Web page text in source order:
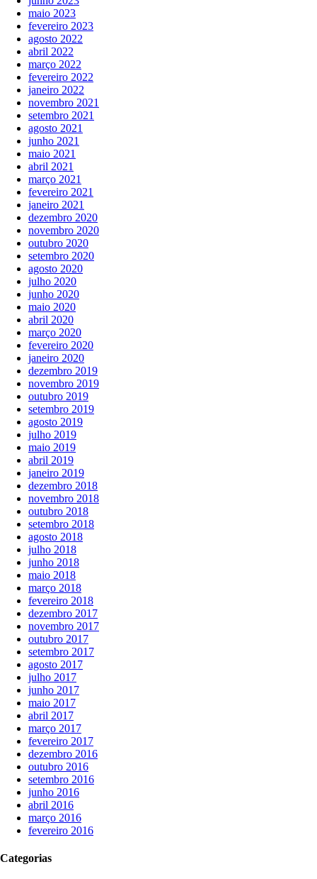
maio 2023
fevereiro 2023
agosto 2022
abril 2022
março 2022
fevereiro 2022
janeiro 2022
novembro 2021
setembro 2021
agosto 2021
junho 2021
maio 2021
abril 2021
março 2021
fevereiro 2021
janeiro 2021
dezembro 2020
novembro 2020
outubro 2020
setembro 2020
agosto 2020
julho 2020
junho 2020
maio 2020
abril 2020
março 2020
fevereiro 2020
janeiro 2020
dezembro 2019
novembro 2019
outubro 2019
setembro 2019
agosto 2019
julho 2019
maio 2019
abril 2019
janeiro 2019
dezembro 2018
novembro 2018
outubro 2018
setembro 2018
agosto 2018
julho 2018
junho 2018
maio 2018
março 2018
fevereiro 2018
dezembro 2017
novembro 2017
outubro 2017
setembro 2017
agosto 2017
julho 2017
junho 2017
maio 2017
abril 2017
março 2017
fevereiro 2017
dezembro 2016
outubro 2016
setembro 2016
junho 2016
abril 2016
março 2016
fevereiro 2016
Categorias